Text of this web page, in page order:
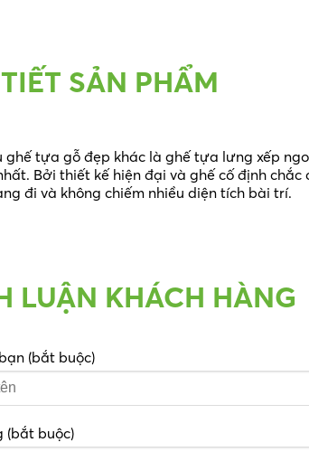
SẢN PHẨM
ghế tựa gỗ đẹp khác là ghế tựa lưng xếp
Bởi thiết kế hiện đại và ghế cố định
đi và không chiếm nhiều diện tích bài trí.
LUẬN KHÁCH HÀNG
(bắt buộc)
(bắt buộc)